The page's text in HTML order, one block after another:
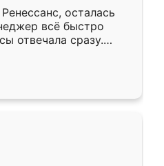
осталась
всё быстро
отвечала сразу.
подошёл к
Собрали
аккуратно, даже